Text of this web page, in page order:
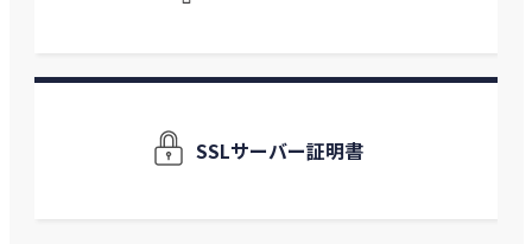
SSLサーバー証明書